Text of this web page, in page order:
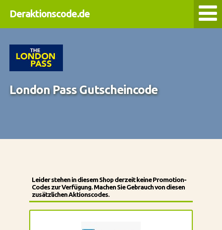
Deraktionscode.de
London Pass Gutscheincode
Leider stehen in diesem Shop derzeit keine Promotion-
Codes zur Verfügung. Machen Sie Gebrauch von diesen
zusätzlichen Aktionscodes.